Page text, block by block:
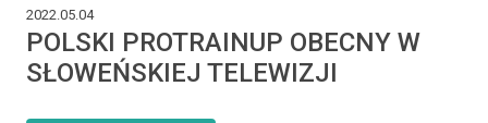
2022.05.04
POLSKI PROTRAINUP OBECNY W
SŁOWEŃSKIEJ TELEWIZJI